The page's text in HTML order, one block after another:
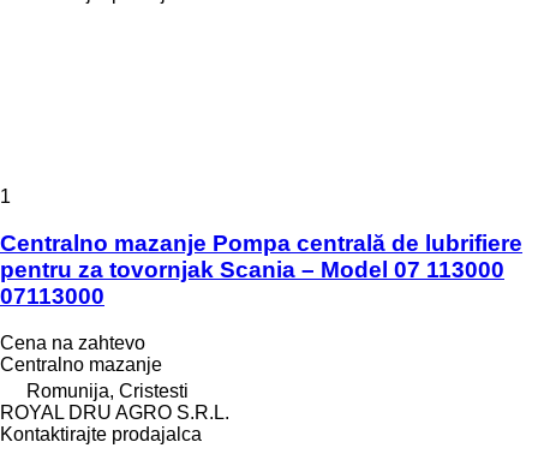
1
Centralno mazanje Pompa centrală de lubrifiere
pentru za tovornjak Scania – Model 07 113000
07113000
Cena na zahtevo
Centralno mazanje
Romunija, Cristesti
ROYAL DRU AGRO S.R.L.
Kontaktirajte prodajalca